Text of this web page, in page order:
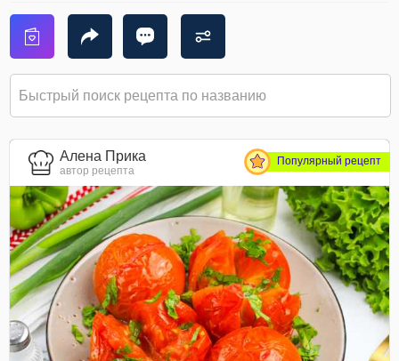
Алена Прика
автор рецепта
Популярный рецепт